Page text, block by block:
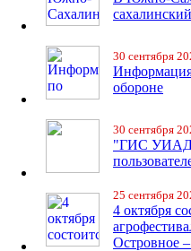
30 сентября
обороне
30 сентября
"ГИС УИАД"
25 сентября
4 октября
Островное